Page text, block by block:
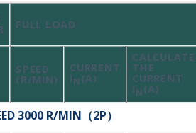
FULL LOAD
SPEED
(R/MIN)
CURRENT
IN(A)
CALCULATE
THE
CURRENT
IN(A)
3000 R/MIN（2P）